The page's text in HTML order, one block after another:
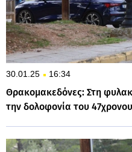
30.01.25 16:34
Θρακομακεδόνες: Στη
την δολοφονία του 47χρονου